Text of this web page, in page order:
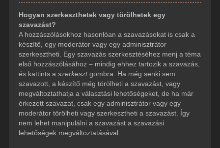
Hogyan szerkeszthetek vagy törölhetek egy
szavazást?
A hozzászólásokhoz hasonlóan a szavazásokat is csak a
készítő, egy moderátor vagy egy adminisztrátor
szerkesztheti. Egy szavazás szerkesztéséhez menj a téma
első hozzászólásához – mindig ehhez tartozik a szavazás,
és kattints a szerkesztgombra. Ha még senki sem
szavazott, a készítő még törölheti a szavazást, vagy
megváltoztathatja a választási lehetőségeket, de ha már
érkezett szavazat, csak egy adminisztrátor vagy egy
moderátor törölheti vagy szerkesztheti a szavazást. Így
nem lehet manipulálni a szavazást a szavazási
lehetőségek megváltoztatásával.